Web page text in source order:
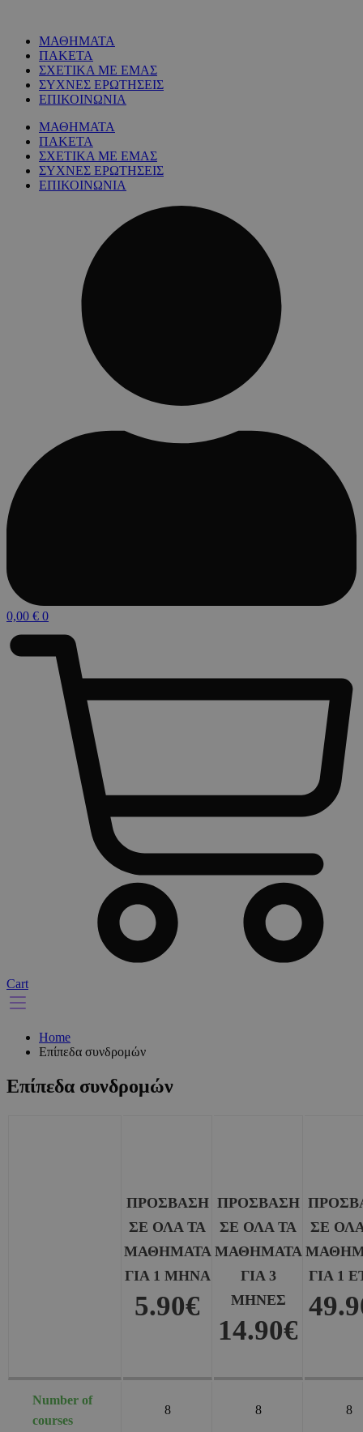
ΜΑΘΗΜΑΤΑ
ΠΑΚΕΤΑ
ΣΧΕΤΙΚΑ ΜΕ ΕΜΑΣ
ΣΥΧΝΕΣ ΕΡΩΤΗΣΕΙΣ
ΕΠΙΚΟΙΝΩΝΙΑ
ΜΑΘΗΜΑΤΑ
ΠΑΚΕΤΑ
ΣΧΕΤΙΚΑ ΜΕ ΕΜΑΣ
ΣΥΧΝΕΣ ΕΡΩΤΗΣΕΙΣ
ΕΠΙΚΟΙΝΩΝΙΑ
0,00 € 0
Cart
Home
Επίπεδα συνδρομών
Επίπεδα συνδρομών
ΠΡΌΣΒΑΣΗ
ΣΕ ΌΛΑ ΤΑ
ΜΑΘΉΜΑΤΑ
ΓΙΑ 1 ΜΉΝΑ
5.90€
ΠΡΌΣΒΑΣΗ
ΣΕ ΌΛΑ ΤΑ
ΜΑΘΉΜΑΤΑ
ΓΙΑ 3
ΜΉΝΕΣ
14.90€
ΣΕ
ΓΙΑ 1
Number of
courses
8 8 8